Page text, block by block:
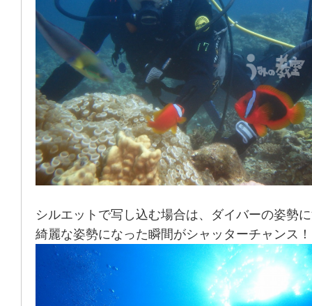
シルエットで写し込む場合は、ダイバーの姿勢
綺麗な姿勢になった瞬間がシャッターチャンス！